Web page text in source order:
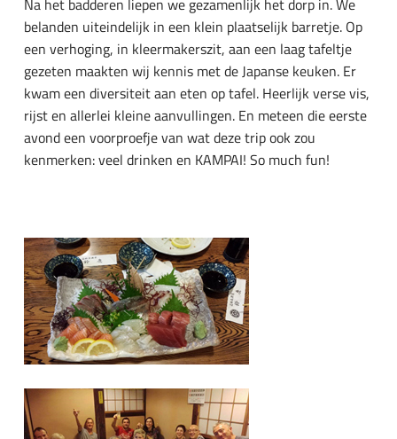
Na het badderen liepen we gezamenlijk het dorp in. We
belanden uiteindelijk in een klein plaatselijk barretje. Op
een verhoging, in kleermakerszit, aan een laag tafeltje
gezeten maakten wij kennis met de Japanse keuken. Er
kwam een diversiteit aan eten op tafel. Heerlijk verse vis,
rijst en allerlei kleine aanvullingen. En meteen die eerste
avond een voorproefje van wat deze trip ook zou
kenmerken: veel drinken en KAMPAI! So much fun!